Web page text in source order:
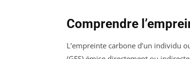
Comprendre
L’empreinte carbone d’un individu